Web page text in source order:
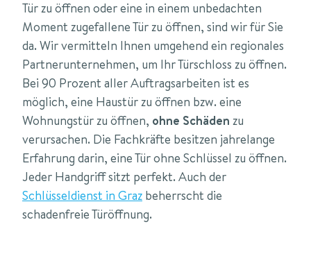
Tür zu öffnen oder eine in einem unbedachten
Moment zugefallene Tür zu öffnen, sind wir für Sie
da. Wir vermitteln Ihnen umgehend ein regionales
Partnerunternehmen, um Ihr Türschloss zu öffnen.
Bei 90 Prozent aller Auftragsarbeiten ist es
möglich, eine Haustür zu öffnen bzw. eine
Wohnungstür zu öffnen, ohne Schäden zu
verursachen. Die Fachkräfte besitzen jahrelange
Erfahrung darin, eine Tür ohne Schlüssel zu öffnen.
Jeder Handgriff sitzt perfekt. Auch der
Schlüsseldienst in Graz beherrscht die
schadenfreie Türöffnung.